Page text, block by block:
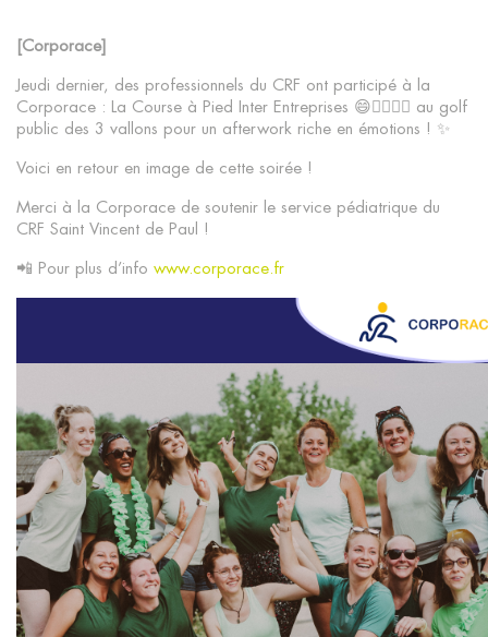
[Corporace]
Jeudi dernier, des professionnels du CRF ont participé à la
Corporace : La Course à Pied Inter Entreprises 😄🏃‍♀️🏃‍♂️ au golf
public des 3 vallons pour un afterwork riche en émotions ! ✨
Voici en retour en image de cette soirée !
Merci à la Corporace de soutenir le service pédiatrique du
CRF Saint Vincent de Paul !
📲 Pour plus d’info www.corporace.fr